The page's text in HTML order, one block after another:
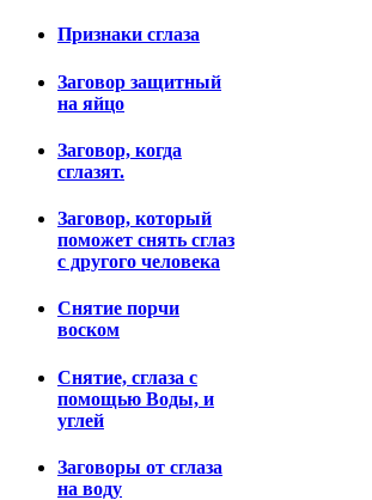
Признаки сглаза
Заговор защитный
на яйцо
Заговор, когда
сглазят.
Заговор, который
поможет снять сглаз
с другого человека
Снятие порчи
воском
Снятие, сглаза с
помощью Воды, и
углей
Заговоры от сглаза
на воду